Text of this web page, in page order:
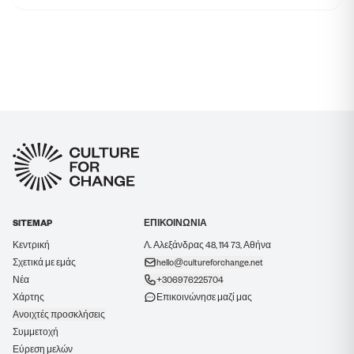
SITEMAP
Κεντρική
Σχετικά με εμάς
Νέα
Χάρτης
Ανοιχτές προσκλήσεις
Συμμετοχή
Εύρεση μελών
ΕΠΙΚΟΙΝΩΝΙΑ
Λ. Αλεξάνδρας 48, 114 73, Αθήνα
hello@cultureforchange.net
+306976225704
Επικοινώνησε μαζί μας